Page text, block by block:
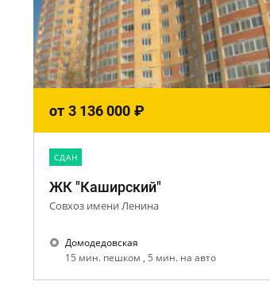
от 3 136 000 ₽
CДАН
ЖК "Каширский"
Совхоз имени Ленина
Домодедовская
15 мин. пешком , 5 мин. на авто